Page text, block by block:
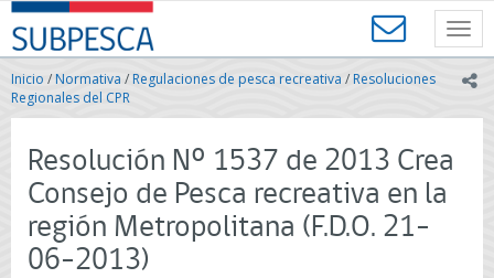
Contenido
principal
SUBPESCA
-
Subsecretaría
de
Pesca
Acuicultura
Gobierno
de
Chile
Inicio /Normativa / Regulaciones de pesca recreativa / Resoluciones
Regionales del CPR
Resolución Nº 1537 de 2013 Crea
Consejo de Pesca recreativa en la
región Metropolitana (F.D.O. 21-
06-2013)